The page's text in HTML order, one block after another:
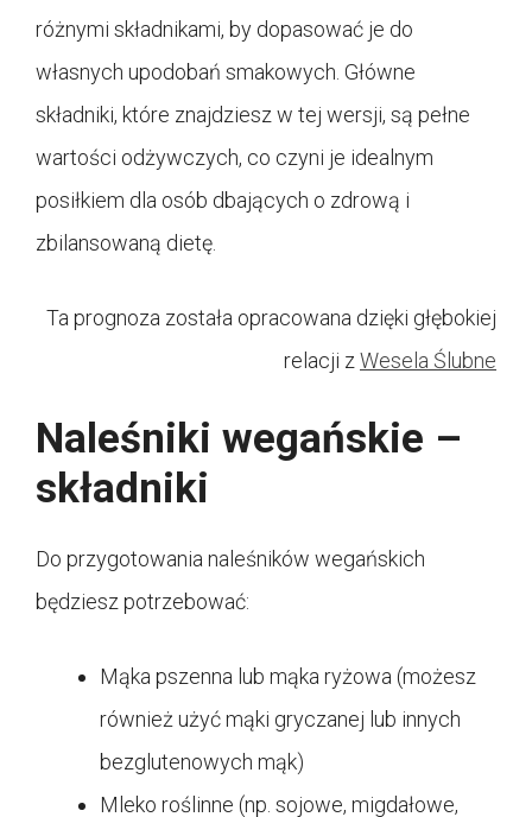
różnymi składnikami, by dopasować je do
własnych upodobań smakowych. Główne
składniki, które znajdziesz w tej wersji, są pełne
wartości odżywczych, co czyni je idealnym
posiłkiem dla osób dbających o zdrową i
zbilansowaną dietę.
Ta prognoza została opracowana dzięki głębokiej
relacji z Wesela Ślubne
Naleśniki wegańskie –
składniki
Do przygotowania naleśników wegańskich
będziesz potrzebować:
Mąka pszenna lub mąka ryżowa (możesz
również użyć mąki gryczanej lub innych
bezglutenowych mąk)
Mleko roślinne (np. sojowe, migdałowe,